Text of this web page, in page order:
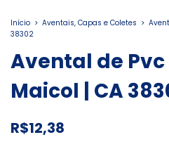
Início > Aventais, Capas e Coletes >
38302
Avental de Pvc
Maicol | CA
R$12,38